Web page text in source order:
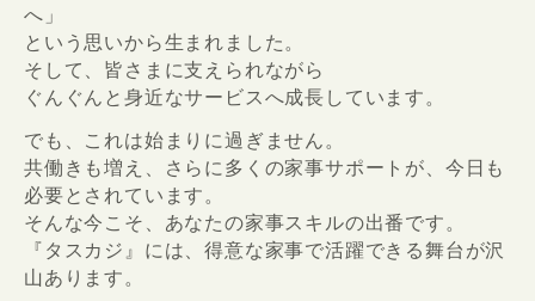
へ」
という思いから生まれました。
そして、皆さまに支えられながら
ぐんぐんと身近なサービスへ成長しています。
でも、これは始まりに過ぎません。
共働きも増え、さらに多くの家事サポートが、今日も
必要とされています。
そんな今こそ、あなたの家事スキルの出番です。
『タスカジ』には、得意な家事で活躍できる舞台が沢
山あります。